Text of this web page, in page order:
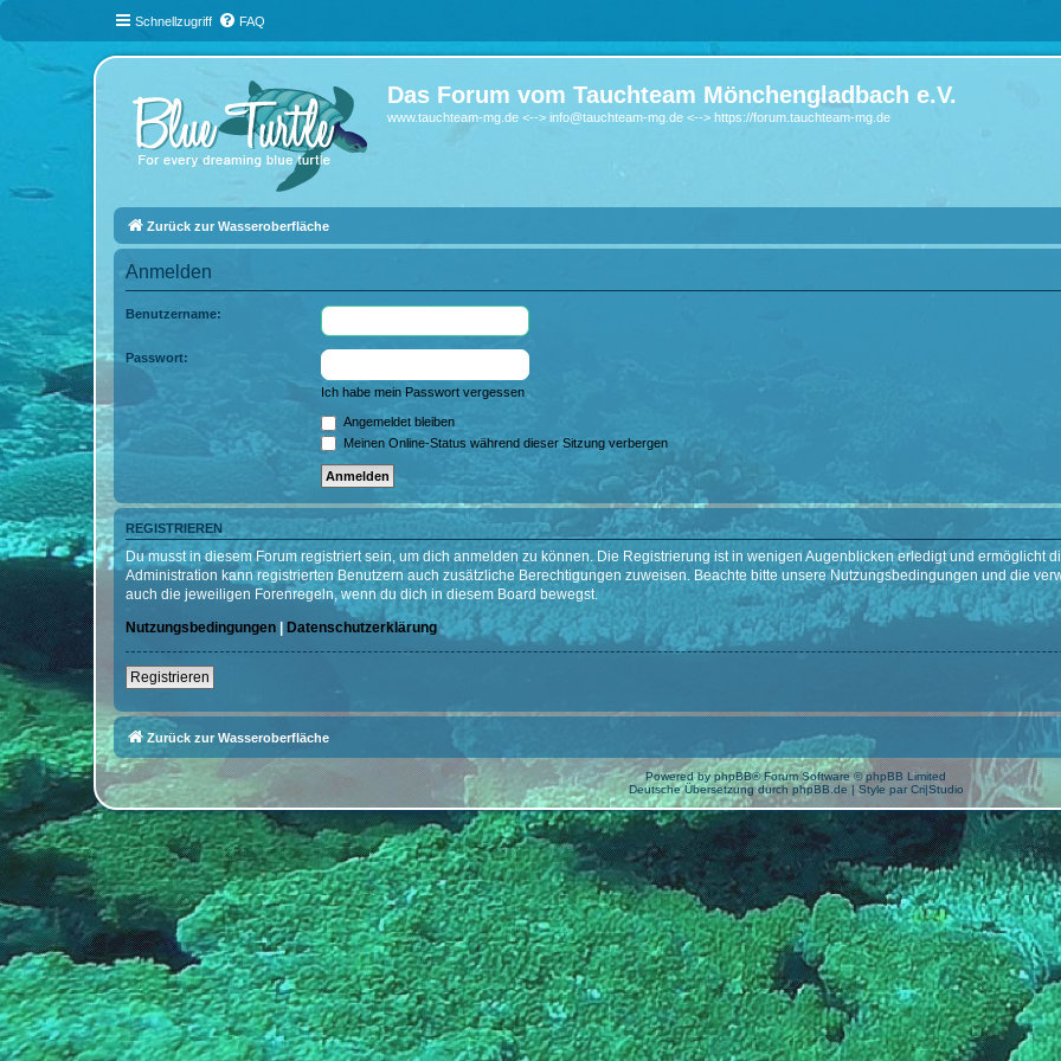
Schnellzugriff FAQ
Das Forum vom Tauchteam Mönchengladbach e.V.
www.tauchteam-mg.de <--> info@tauchteam-mg.de <--> https://forum.tauchteam-mg.de
Zurück zur Wasseroberfläche
Anmelden
Benutzername:
Passwort:
Ich habe mein Passwort vergessen
Angemeldet bleiben
Meinen Online-Status während dieser Sitzung verbergen
REGISTRIEREN
Du musst in diesem Forum registriert sein, um dich anmelden zu können. Die Registrierung ist in wenigen Augenblicken erledigt und ermöglicht
Administration kann registrierten Benutzern auch zusätzliche Berechtigungen zuweisen. Beachte bitte unsere Nutzungsbedingungen und die
auch die jeweiligen Forenregeln, wenn du dich in diesem Board bewegst.
Nutzungsbedingungen | Datenschutzerklärung
Registrieren
Zurück zur Wasseroberfläche
Powered byphpBB® Forum Software © phpBB Limited
Deutsche Übersetzung durch phpBB.de | Style par Cri|Studio